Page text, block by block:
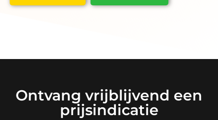
Ontvang vrijblijvend een
prijsindicatie